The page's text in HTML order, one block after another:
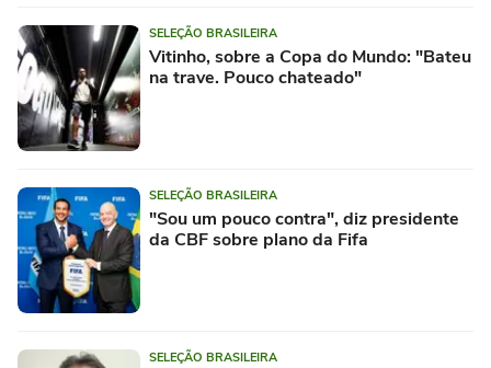
SELEÇÃO BRASILEIRA
Vitinho, sobre a Copa do Mundo: "Bateu
na trave. Pouco chateado"
SELEÇÃO BRASILEIRA
"Sou um pouco contra", diz presidente
da CBF sobre plano da Fifa
SELEÇÃO BRASILEIRA